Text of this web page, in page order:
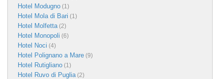
Hotel Modugno (1)
Hotel Mola di Bari (1)
Hotel Molfetta(2)
Hotel Monopoli (6)
Hotel Noci (4)
Hotel Polignano a Mare (9)
Hotel Rutigliano (1)
Hotel Ruvo di Puglia(2)